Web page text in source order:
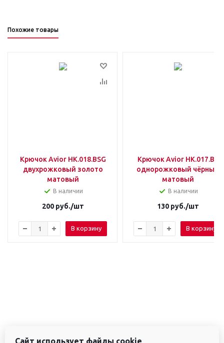
Похожие товары
Крючок Avior HK.018.BSG
двухрожковый золото
матовый
В наличии
200руб./шт
В корзину
Крючок Avior HK.017.BL
однорожковый чёрный
матовый
В наличии
130руб./шт
В корзину
Сайт использует файлы cookie